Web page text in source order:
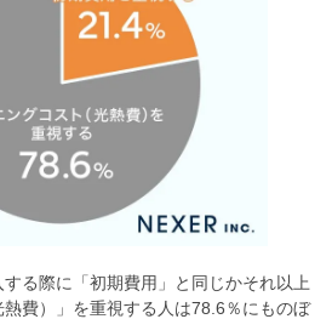
る際に「初期費用」と同じかそれ以上
費）」を重視する人は78.6％にものぼ